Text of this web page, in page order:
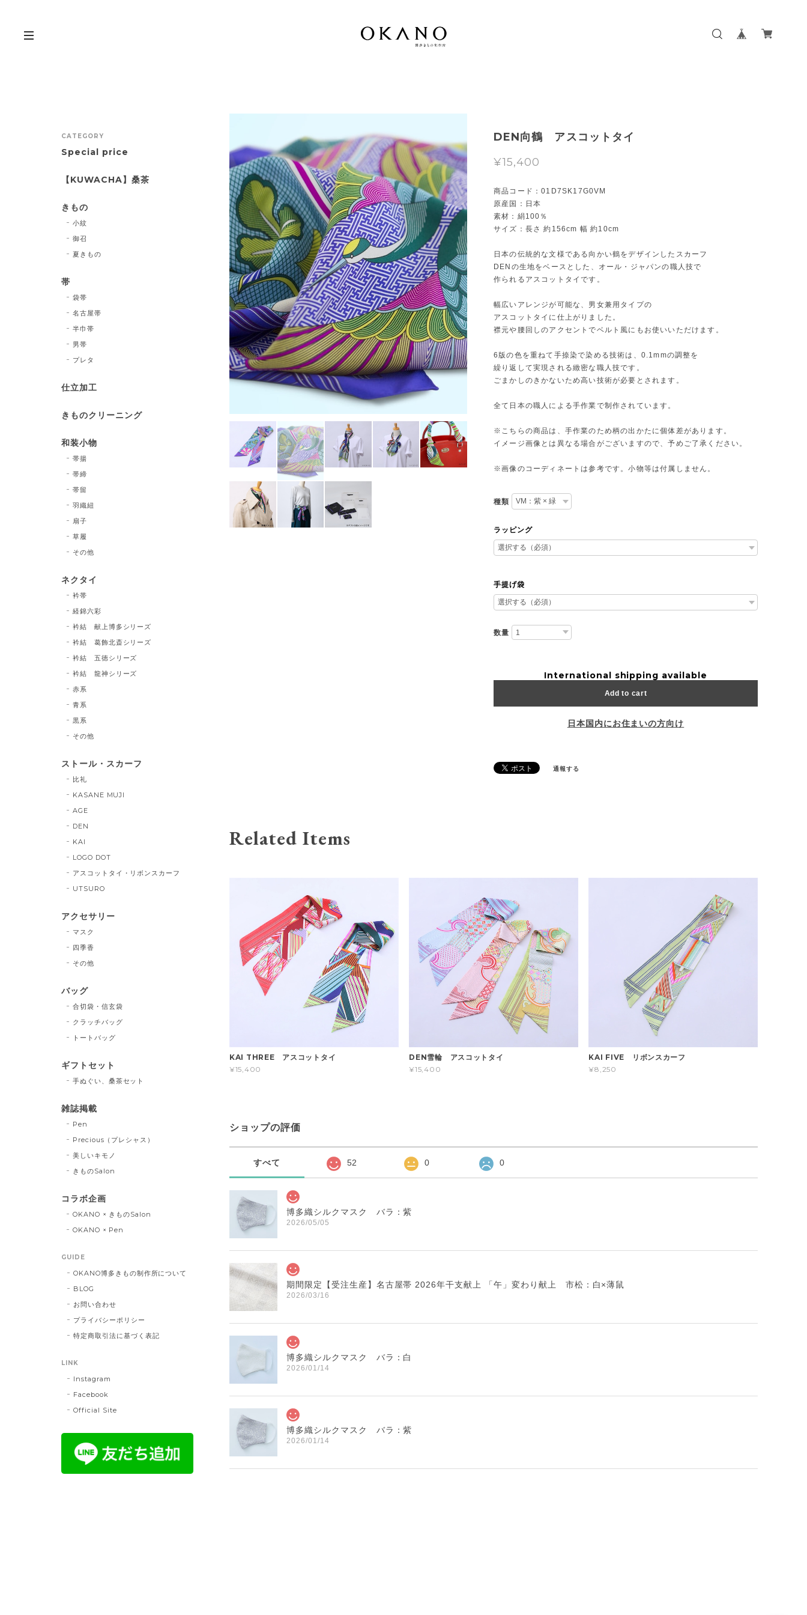
DEN向鶴 アスコットタイ
¥15,400
商品コード：01D7SK17G0VM
原産国：日本
素材：絹100％
サイズ：長さ 約156cm 幅 約10cm
日本の伝統的な文様である向かい鶴をデザインしたスカーフ
DENの生地をベースとした、オール・ジャパンの職人技で
作られるアスコットタイです。
幅広いアレンジが可能な、男女兼用タイプの
アスコットタイに仕上がりました。
襟元や腰回しのアクセントでベルト風にもお使いいただけます。
6版の色を重ねて手捺染で染める技術は、0.1mmの調整を
繰り返して実現される緻密な職人技です。
ごまかしのきかないため高い技術が必要とされます。
全て日本の職人による手作業で制作されています。
※こちらの商品は、手作業のため柄の出かたに個体差があります。
イメージ画像とは異なる場合がございますので、予めご了承ください。
※画像のコーディネートは参考です。小物等は付属しません。
種類
ラッピング
手提げ袋
数量
International shipping available
Add to cart
日本国内にお住まいの方向け
通報する
Related Items
KAI THREE アスコットタイ
¥15,400
DEN雪輪 アスコットタイ
¥15,400
KAI FIVE リボンスカーフ
¥8,250
ショップの評価
すべて 52 0 0
博多織シルクマスク バラ：紫
2026/05/05
期間限定【受注生産】名古屋帯 2026年干支献上 「午」変わり献上 市松：白×薄鼠
2026/03/16
博多織シルクマスク バラ：白
2026/01/14
博多織シルクマスク バラ：紫
2026/01/14
CATEGORY
Special price
【KUWACHA】桑茶
きもの
小紋
御召
夏きもの
帯
袋帯
名古屋帯
半巾帯
男帯
プレタ
仕立加工
きものクリーニング
和装小物
帯揚
帯締
帯留
羽織紐
扇子
草履
その他
ネクタイ
衿帯
経錦六彩
衿結 献上博多シリーズ
衿結 葛飾北斎シリーズ
衿結 五徳シリーズ
衿結 龍神シリーズ
赤系
青系
黒系
その他
ストール・スカーフ
比礼
KASANE MUJI
AGE
DEN
KAI
LOGO DOT
アスコットタイ・リボンスカーフ
UTSURO
アクセサリー
マスク
四季香
その他
バッグ
合切袋・信玄袋
クラッチバッグ
トートバッグ
ギフトセット
手ぬぐい、桑茶セット
雑誌掲載
Pen
Precious（プレシャス）
美しいキモノ
きものSalon
コラボ企画
OKANO × きものSalon
OKANO × Pen
GUIDE
OKANO博多きもの制作所について
BLOG
お問い合わせ
プライバシーポリシー
特定商取引法に基づく表記
LINK
Instagram
Facebook
Official Site